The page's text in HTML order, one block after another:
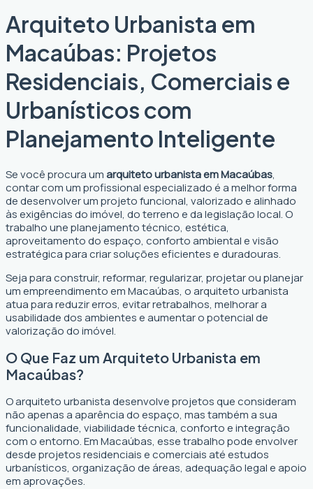
Arquiteto Urbanista em
Macaúbas: Projetos
Residenciais, Comerciais e
Urbanísticos com
Planejamento Inteligente
Se você procura umarquiteto urbanista em Macaúbas,
contar com um profissional especializado é a melhor forma
de desenvolver um projeto funcional, valorizado e alinhado
às exigências do imóvel, do terreno e da legislação local. O
trabalho une planejamento técnico, estética,
aproveitamento do espaço, conforto ambiental e visão
estratégica para criar soluções eficientes e duradouras.
Seja para construir, reformar, regularizar, projetar ou planejar
um empreendimento em Macaúbas, o arquiteto urbanista
atua para reduzir erros, evitar retrabalhos, melhorar a
usabilidade dos ambientes e aumentar o potencial de
valorização do imóvel.
O Que Faz um Arquiteto Urbanista em
Macaúbas?
O arquiteto urbanista desenvolve projetos que consideram
não apenas a aparência do espaço, mas também a sua
funcionalidade, viabilidade técnica, conforto e integração
com o entorno. Em Macaúbas, esse trabalho pode envolver
desde projetos residenciais e comerciais até estudos
urbanísticos, organização de áreas, adequação legal e apoio
em aprovações.